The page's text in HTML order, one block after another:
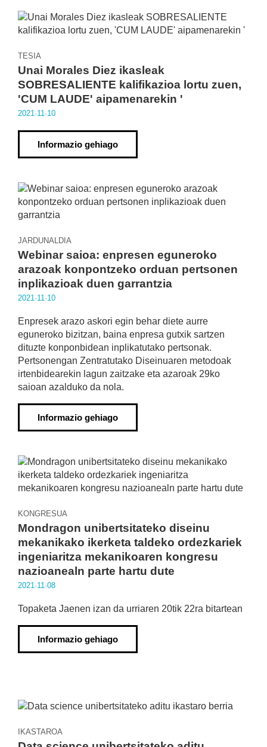
TESIA
Unai Morales Diez ikasleak
SOBRESALIENTE kalifikazioa lortu zuen,
'CUM LAUDE' aipamenarekin '
2021·11·10
Informazio gehiago
JARDUNALDIA
Webinar saioa: enpresen eguneroko
arazoak konpontzeko orduan pertsonen
inplikazioak duen garrantzia
2021·11·10
Enpresek arazo askori egin behar diete aurre
eguneroko bizitzan, baina enpresa gutxik sartzen
dituzte konponbidean inplikatutako pertsonak.
Pertsonengan Zentratutako Diseinuaren metodoak
irtenbidearekin lagun zaitzake eta azaroak 29ko
saioan azalduko da nola.
Informazio gehiago
KONGRESUA
Mondragon unibertsitateko diseinu
mekanikako ikerketa taldeko ordezkariek
ingeniaritza mekanikoaren kongresu
nazioanealn parte hartu dute
2021·11·08
Topaketa Jaenen izan da urriaren 20tik 22ra bitartean
Informazio gehiago
IKASTAROA